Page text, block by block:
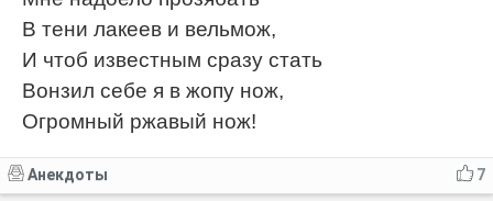
В тени лакеев и вельмож,
И чтоб известным сразу стать
Вонзил себе я в жопу нож,
Огромный ржавый нож!
7
Анекдоты